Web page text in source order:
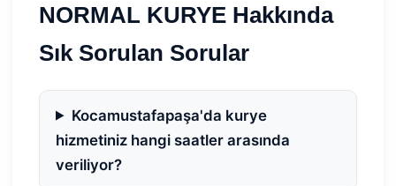
NORMAL KURYE Hakkında
Sık Sorulan Sorular
Kocamustafapaşa'da kurye
hizmetiniz hangi saatler arasında
veriliyor?